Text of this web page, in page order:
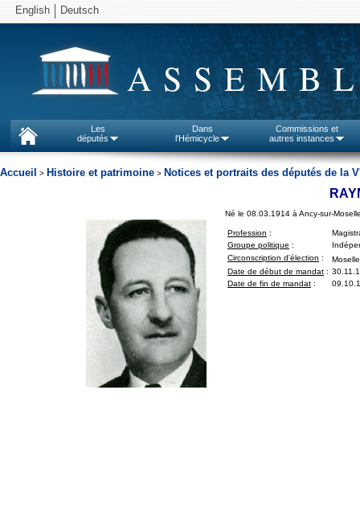
English Deutsch
Les
députés
Dans
l'Hémicycle
Commissions et
autres instances
Accueil > Histoire et patrimoine > Notices et portraits des députés de la V
Né le 08.03.1914 à Ancy-sur-
Profession :
Groupe politique :
Circonscription d'élection :
Date de début de mandat :
Date de fin de mandat :